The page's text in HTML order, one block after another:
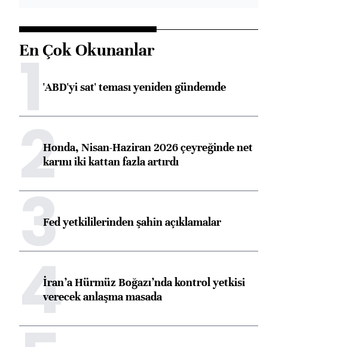
En Çok Okunanlar
1'ABD'yi sat' teması yeniden gündemde
2Honda, Nisan-Haziran 2026 çeyreğinde net
karını iki kattan fazla artırdı
3Fed yetkililerinden şahin açıklamalar
4İran’a Hürmüz Boğazı’nda kontrol yetkisi
verecek anlaşma masada